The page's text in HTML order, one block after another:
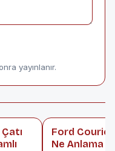
yayınlanır.
Ford Courier
Ne Anlama